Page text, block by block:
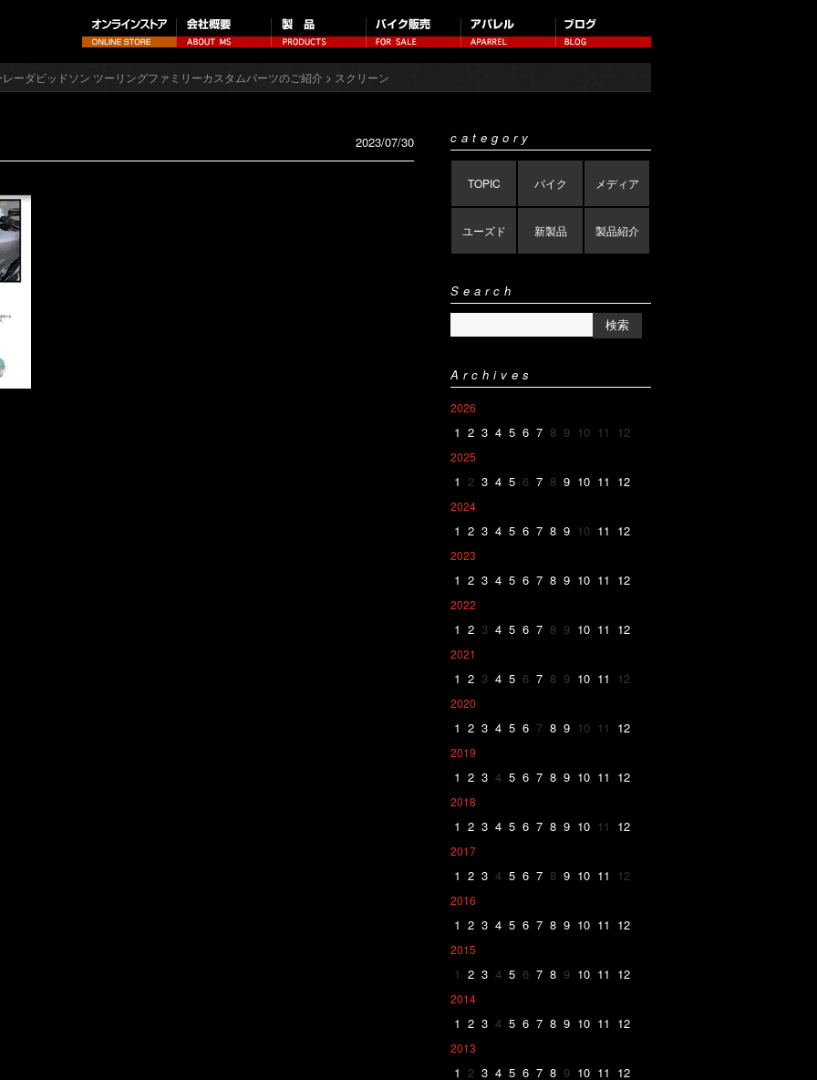
ーダビッドソン ツーリングファミリーカスタムパーツのご紹介 > スクリーン
2023/07/30 category
TOPIC バイク メディア
ユーズド 新製品 製品紹介
Search
Archives
2026
1 2 3 4 5 6 7 8 9 10 11 12
2025
1 2 3 4 5 6 7 8 9 10 11 12
2024
1 2 3 4 5 6 7 8 9 10 11 12
2023
1 2 3 4 5 6 7 8 9 10 11 12
2022
1 2 3 4 5 6 7 8 9 10 11 12
2021
1 2 3 4 5 6 7 8 9 10 11 12
2020
1 2 3 4 5 6 7 8 9 10 11 12
2019
1 2 3 4 5 6 7 8 9 10 11 12
2018
1 2 3 4 5 6 7 8 9 10 11 12
2017
1 2 3 4 5 6 7 8 9 10 11 12
2016
1 2 3 4 5 6 7 8 9 10 11 12
2015
1 2 3 4 5 6 7 8 9 10 11 12
2014
1 2 3 4 5 6 7 8 9 10 11 12
2013
1 2 3 4 5 6 7 8 9 10 11 12